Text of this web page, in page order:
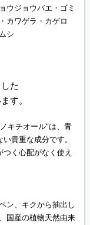
ウジョウバエ・ゴミ
カワゲラ・カゲロ
シ
た
す。
キチオール”は、青
貴重な成分です。
く心配がなく使え
ン、キクから抽出し
国産の植物天然由来